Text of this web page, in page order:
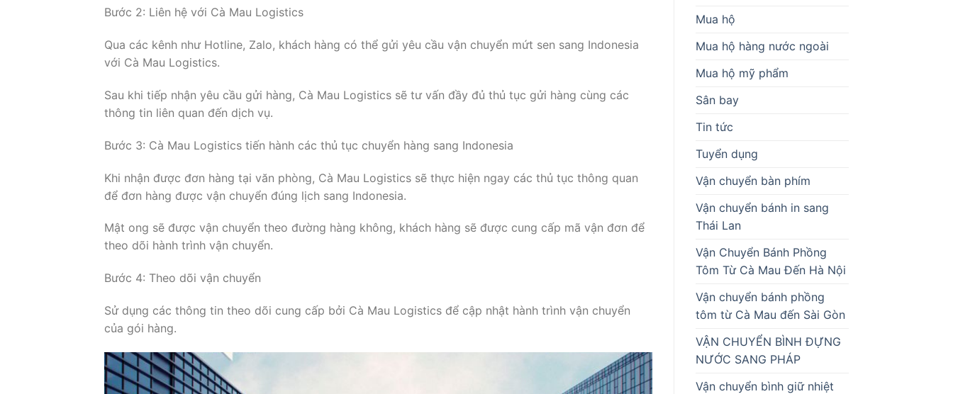
Bước 2: Liên hệ với Cà Mau Logistics
Qua các kênh như Hotline, Zalo, khách hàng có thể gửi yêu cầu vận chuyển mứt sen sang Indonesia
với Cà Mau Logistics.
Sau khi tiếp nhận yêu cầu gửi hàng, Cà Mau Logistics sẽ tư vấn đầy đủ thủ tục gửi hàng cùng các
thông tin liên quan đến dịch vụ.
Bước 3: Cà Mau Logistics tiến hành các thủ tục chuyển hàng sang Indonesia
Khi nhận được đơn hàng tại văn phòng, Cà Mau Logistics sẽ thực hiện ngay các thủ tục thông quan
để đơn hàng được vận chuyển đúng lịch sang Indonesia.
Mật ong sẽ được vận chuyển theo đường hàng không, khách hàng sẽ được cung cấp mã vận đơn để
theo dõi hành trình vận chuyển.
Bước 4: Theo dõi vận chuyển
Sử dụng các thông tin theo dõi cung cấp bởi Cà Mau Logistics để cập nhật hành trình vận chuyển
của gói hàng.
Mua hộ
Mua hộ hàng nước ngoài
Mua hộ mỹ phẩm
Sân bay
Tin tức
Tuyển dụng
Vận chuyển bàn phím
Vận chuyển bánh in sang
Thái Lan
Vận Chuyển Bánh Phồng
Tôm Từ Cà Mau Đến Hà Nội
Vận chuyển bánh phồng
tôm từ Cà Mau đến Sài Gòn
VẬN CHUYỂN BÌNH ĐỰNG
NƯỚC SANG PHÁP
Vận chuyển bình giữ nhiệt